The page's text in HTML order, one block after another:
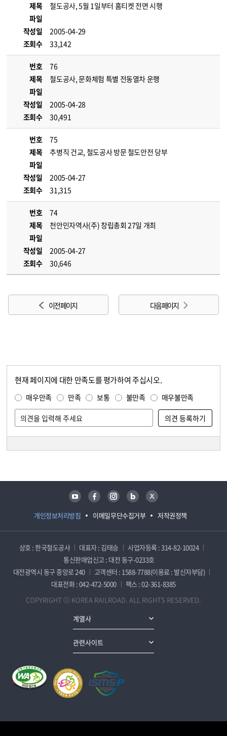
제목
철도공사, 5월 1일부터 홈티켓 전면 시행
파일
작성일
2005-04-29
조회수
33,142
번호
76
제목
철도공사, 문화체험 특별 전동열차 운행
파일
작성일
2005-04-28
조회수
30,491
번호
75
제목
추병직 건교, 철도공사 방문 철도안전 당부
파일
작성일
2005-04-27
조회수
31,315
번호
74
제목
천안민자역사(주) 창립총회 27일 개최
파일
작성일
2005-04-27
조회수
30,646
이전 페이지 다음 페이지
현재 페이지에 대한 만족도를 평가하여 주십시오.
매우만족 만족 보통 불만족 매우불만족
개인정보처리방침 이메일무단수집거부 저작권정책
유튜브 페이스북 인스타그램 블로그 트위터
상호 : 한국철도공사 대표자 : 김태승
사업자등록 : 314-82-10024
통신판매업신고 : 대전 동구-0233호
대전광역시 동구 중앙로 240
고객센터 : 1588-7788(이용료 : 발신자부담)
대표전화 : 042-472-5000
팩스 : 02-361-8385
COPYRIGHT ⓒ KOREA RAILROAD. ALL RIGHTS RESERVED.
계열사
관련사이트